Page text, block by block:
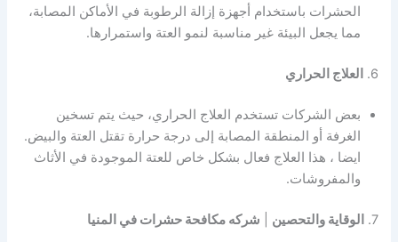
الحشرات باستخدام أجهزة إزالة الرطوبة في الأماكن المصابة،
مما يجعل البيئة غير مناسبة لنمو العتة واستمرارها.
6. العلاج الحراري
بعض الشركات تستخدم العلاج الحراري، حيث يتم تسخين
الغرفة أو المنطقة المصابة إلى درجة حرارة تقتل العتة والبيض.
ايضا ، هذا العلاج فعال بشكل خاص للعتة الموجودة في الأثاث
والمفروشات.
7. الوقاية والتحصين شركه مكافحة حشرات في المنيا